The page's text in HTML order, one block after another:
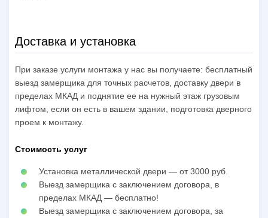
Доставка и установка
При заказе услуги монтажа у нас вы получаете: бесплатный
выезд замерщика для точных расчетов, доставку двери в
пределах МКАД и поднятие ее на нужный этаж грузовым
лифтом, если он есть в вашем здании, подготовка дверного
проем к монтажу.
Стоимость услуг
Установка металлической двери — от 3000 руб.
Выезд замерщика с заключением договора, в
пределах МКАД — бесплатно!
Выезд замерщика с заключением договора, за